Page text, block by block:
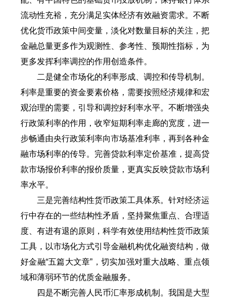
流动性充裕，充分满足实体经济有效融资需求。不断
优化货币政策中间变量，淡化对数量目标的关注，把
金融总量更多作为观测性、参考性、预期性指标，为
更多发挥利率调控的作用创造条件。
二是健全市场化的利率形成、调控和传导机制。
利率是重要的资金要素价格，需要按照经济规律和宏
观治理的需要，引导和调控好利率水平。不断增强央
行政策利率的作用，收窄短期利率走廊的宽度，进一
步畅通由央行政策利率向市场基准利率，再到各种金
融市场利率的传导。完善贷款利率定价基准，提高贷
款市场报价利率的报价质量，更真实反映贷款市场利
率水平。
三是完善结构性货币政策工具体系。针对经济运
行中存在的一些结构性矛盾，坚持聚焦重点、合理适
度、有进有退的原则，科学有效使用结构性货币政策
工具，以市场化方式引导金融机构优化融资结构，做
好金融“五篇大文章”，切实加强对重大战略、重点领
域和薄弱环节的优质金融服务。
四是不断完善人民币汇率形成机制。我国是大型